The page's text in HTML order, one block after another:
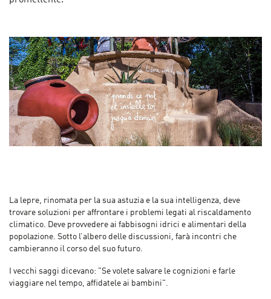
La lepre, rinomata per la sua astuzia e la sua intelligenza, deve
trovare soluzioni per affrontare i problemi legati al riscaldamento
climatico. Deve provvedere ai fabbisogni idrici e alimentari della
popolazione. Sotto l’albero delle discussioni, farà incontri che
cambieranno il corso del suo futuro.
I vecchi saggi dicevano: "Se volete salvare le cognizioni e farle
viaggiare nel tempo, affidatele ai bambini".